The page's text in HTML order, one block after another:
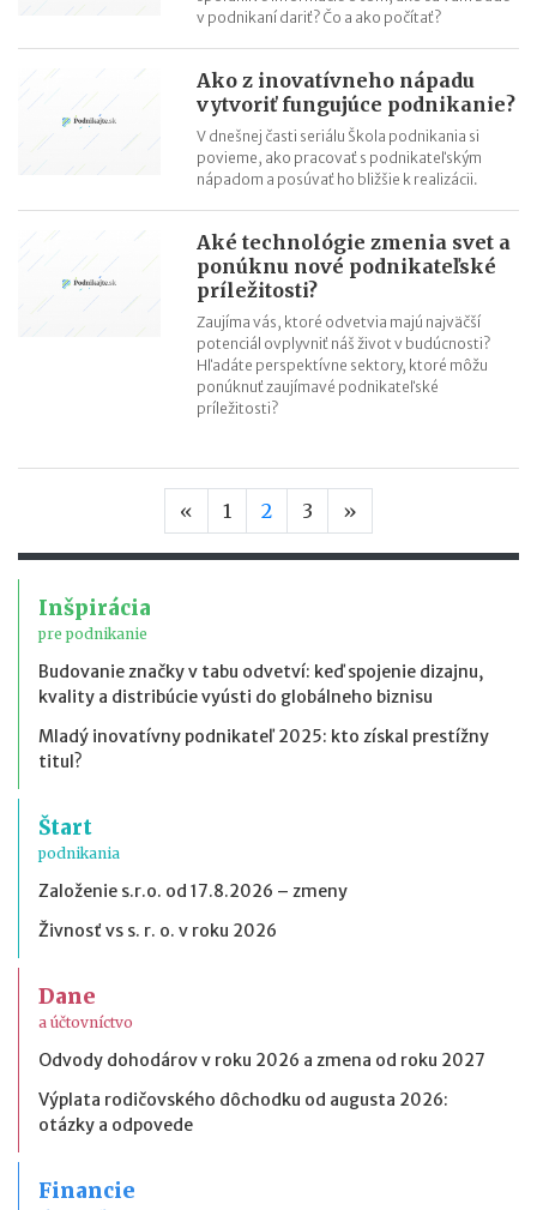
v podnikaní dariť? Čo a ako počítať?
Ako z inovatívneho nápadu
vytvoriť fungujúce podnikanie?
V dnešnej časti seriálu Škola podnikania si
povieme, ako pracovať s podnikateľským
nápadom a posúvať ho bližšie k realizácii.
Aké technológie zmenia svet a
ponúknu nové podnikateľské
príležitosti?
Zaujíma vás, ktoré odvetvia majú najväčší
potenciál ovplyvniť náš život v budúcnosti?
Hľadáte perspektívne sektory, ktoré môžu
ponúknuť zaujímavé podnikateľské
príležitosti?
« Predchádzajúca strana
1 2 3 »
Inšpirácia
pre podnikanie
Budovanie značky v tabu odvetví: keď spojenie dizajnu,
kvality a distribúcie vyústi do globálneho biznisu
Mladý inovatívny podnikateľ 2025: kto získal prestížny
titul?
Štart
podnikania
Založenie s.r.o. od 17.8.2026 – zmeny
Živnosť vs s. r. o. v roku 2026
Dane
a účtovníctvo
Odvody dohodárov v roku 2026 a zmena od roku 2027
Výplata rodičovského dôchodku od augusta 2026:
otázky a odpovede
Financie